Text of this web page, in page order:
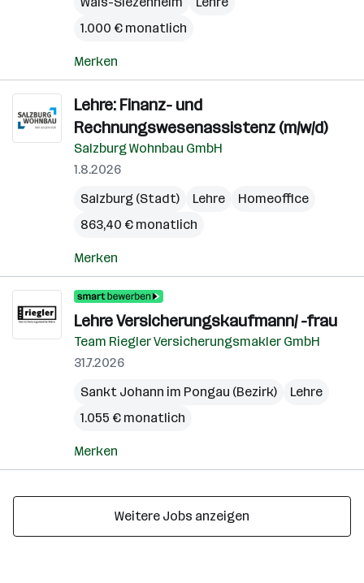
1.000 € monatlich
Merken
Lehre: Finanz- und
Rechnungswesenassistenz (m/w/d)
Salzburg Wohnbau GmbH
1.8.2026
Salzburg (Stadt)
Lehre
Homeoffice
863,40 € monatlich
Merken
Lehre Versicherungskaufmann/ -frau
Team Riegler Versicherungsmakler GmbH
31.7.2026
Sankt Johann im Pongau (Bezirk)
Lehre
1.055 € monatlich
Merken
Weitere Jobs anzeigen